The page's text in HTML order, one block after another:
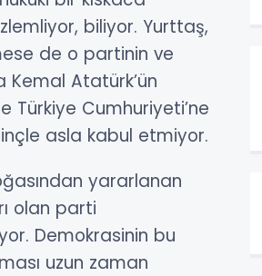
biliyor. Yurttaş,
de o partinin ve
Kemal Atatürk’ün
Türkiye Cumhuriyeti’ne
asla kabul etmiyor.
yararlanan
olan parti
Demokrasinin bu
uzun zaman